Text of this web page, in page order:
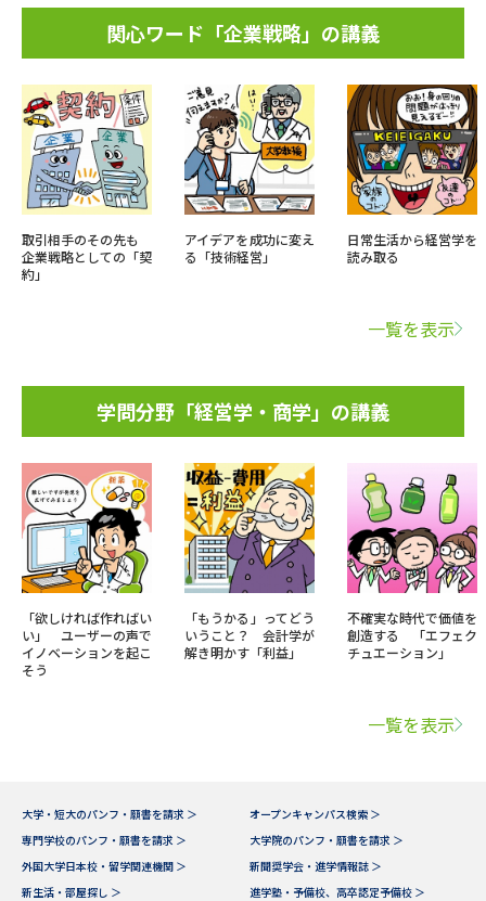
関心ワード「企業戦略」の講義
取引相手のその先も
企業戦略としての「契
約」
アイデアを成功に変え
る「技術経営」
日常生活から経営学を
読み取る
一覧を表示
学問分野「経営学・商学」の講義
「欲しければ作ればい
い」 ユーザーの声で
イノベーションを起こ
そう
「もうかる」ってどう
いうこと？ 会計学が
解き明かす「利益」
不確実な時代で価値を
創造する 「エフェク
チュエーション」
一覧を表示
大学・短大のパンフ・願書を請求 ＞
オープンキャンパス検索 ＞
専門学校のパンフ・願書を請求 ＞
大学院のパンフ・願書を請求 ＞
外国大学日本校・留学関連機関 ＞
新聞奨学会・進学情報誌 ＞
新生活・部屋探し ＞
進学塾・予備校、高卒認定予備校 ＞